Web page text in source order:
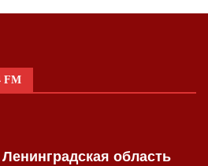
FM
область